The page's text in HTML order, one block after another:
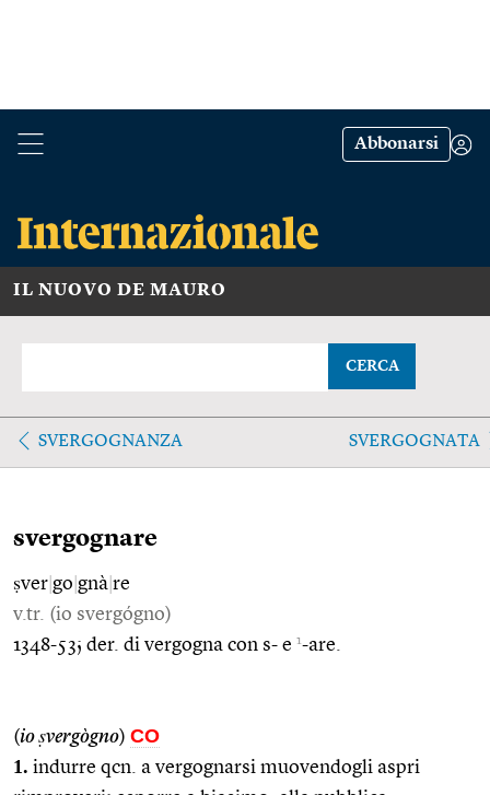
Abbonarsi
IL NUOVO DE MAURO
CERCA
SVERGOGNANZA SVERGOGNATA
svergognare
ṣver go gnà re
v.tr. (io svergógno)
1348-53; der. di vergogna con s- e 1-are.
(io ṣvergògno) CO
1. indurre qcn. a vergognarsi muovendogli aspri